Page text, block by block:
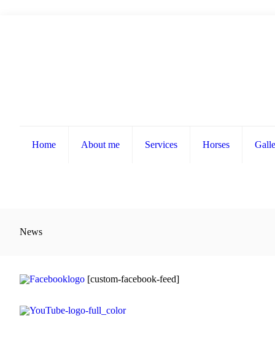
Home About me Services Horses
News
[custom-facebook-feed]